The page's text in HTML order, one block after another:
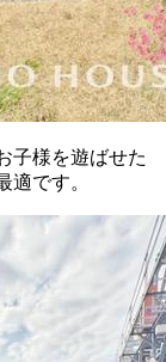
子様を遊ばせた
適です。